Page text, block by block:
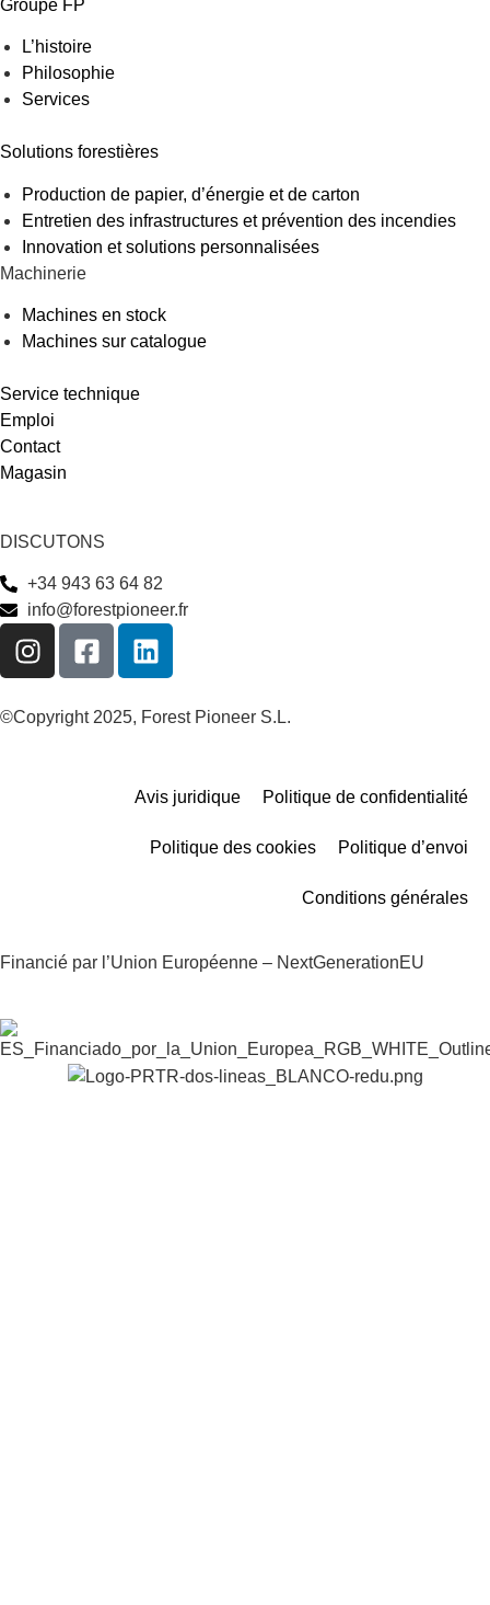
Groupe FP
L’histoire
Philosophie
Services
Solutions forestières
Production de papier, d’énergie et de carton
Entretien des infrastructures et prévention des incendies
Innovation et solutions personnalisées
Machinerie
Machines en stock
Machines sur catalogue
Service technique
Emploi
Contact
Magasin
DISCUTONS
+34 943 63 64 82
info@forestpioneer.fr
©Copyright 2025, Forest Pioneer S.L.
Avis juridique Politique de confidentialité
Politique des cookies Politique d’envoi
Conditions générales
Financié par l’Union Européenne – NextGenerationEU